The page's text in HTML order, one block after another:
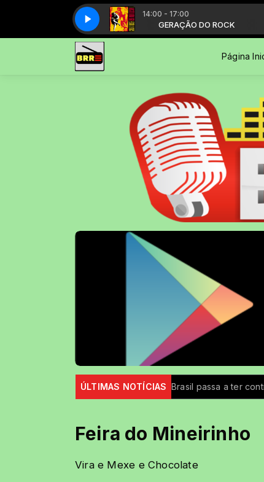
14:00 - 17:00
GERAÇÃO DO ROCK GERAÇÃO DO ROCK
Gun's 'N' Roses - November RainGun's 'N' Roses - November Rain
Página
ÚLTIMAS NOTÍCIAS
Brasil passa a ter controle maior sobre
Feira do Mineirinho
Vira e Mexe e Chocolate